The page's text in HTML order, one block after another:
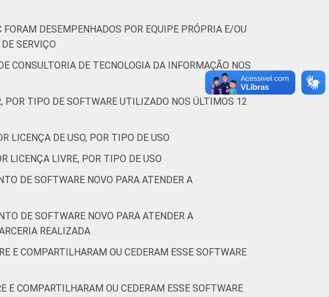
DESEMPENHADOS POR EQUIPE PRÓPRIA E/OU
SERVIÇO
CONSULTORIA DE TECNOLOGIA DA INFORMAÇÃO NOS
POR TIPO DE SOFTWARE UTILIZADO NOS ÚLTIMOS 12
LICENÇA DE USO, POR TIPO DE USO
LICENÇA LIVRE, POR TIPO DE USO
DE SOFTWARE NOVO PARA ATENDER A
DE SOFTWARE NOVO PARA ATENDER A
REALIZADA
E COMPARTILHARAM OU CEDERAM ESSE SOFTWARE
E COMPARTILHARAM OU CEDERAM ESSE SOFTWARE